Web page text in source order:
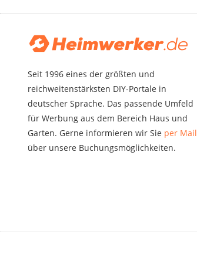
Seit 1996 eines der größten und
reichweitenstärksten DIY-Portale in
deutscher Sprache. Das passende Umfeld
für Werbung aus dem Bereich Haus und
Garten. Gerne informieren wir Sie per Mail
über unsere Buchungsmöglichkeiten.